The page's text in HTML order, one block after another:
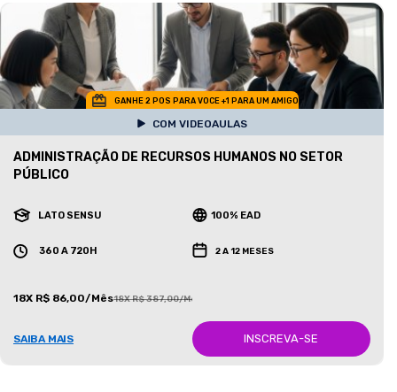
GANHE 2 POS PARA VOCE +1 PARA UM AMIGO
COM VIDEOAULAS
ADMINISTRAÇÃO DE RECURSOS HUMANOS NO SETOR
PÚBLICO
LATO SENSU 100% EAD
360 A 720H 2 A 12 MESES
18X R$ 86,00/Mês18X R$ 387,00/Mês
SAIBA MAIS INSCREVA-SE